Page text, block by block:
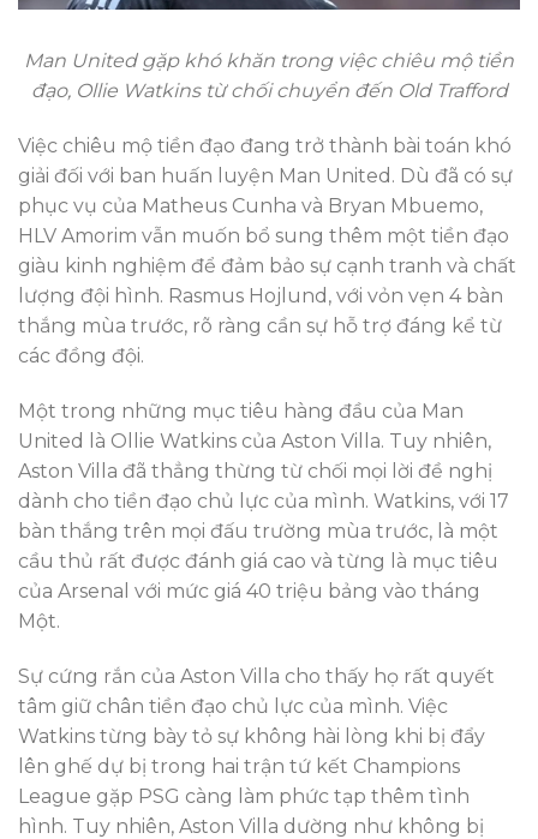
Man United gặp khó khăn trong việc chiêu mộ tiền
đạo, Ollie Watkins từ chối chuyển đến Old Trafford
Việc chiêu mộ tiền đạo đang trở thành bài toán khó
giải đối với ban huấn luyện Man United. Dù đã có sự
phục vụ của Matheus Cunha và Bryan Mbuemo,
HLV Amorim vẫn muốn bổ sung thêm một tiền đạo
giàu kinh nghiệm để đảm bảo sự cạnh tranh và chất
lượng đội hình. Rasmus Hojlund, với vỏn vẹn 4 bàn
thắng mùa trước, rõ ràng cần sự hỗ trợ đáng kể từ
các đồng đội.
Một trong những mục tiêu hàng đầu của Man
United là Ollie Watkins của Aston Villa. Tuy nhiên,
Aston Villa đã thẳng thừng từ chối mọi lời đề nghị
dành cho tiền đạo chủ lực của mình. Watkins, với 17
bàn thắng trên mọi đấu trường mùa trước, là một
cầu thủ rất được đánh giá cao và từng là mục tiêu
của Arsenal với mức giá 40 triệu bảng vào tháng
Một.
Sự cứng rắn của Aston Villa cho thấy họ rất quyết
tâm giữ chân tiền đạo chủ lực của mình. Việc
Watkins từng bày tỏ sự không hài lòng khi bị đẩy
lên ghế dự bị trong hai trận tứ kết Champions
League gặp PSG càng làm phức tạp thêm tình
hình. Tuy nhiên, Aston Villa dường như không bị